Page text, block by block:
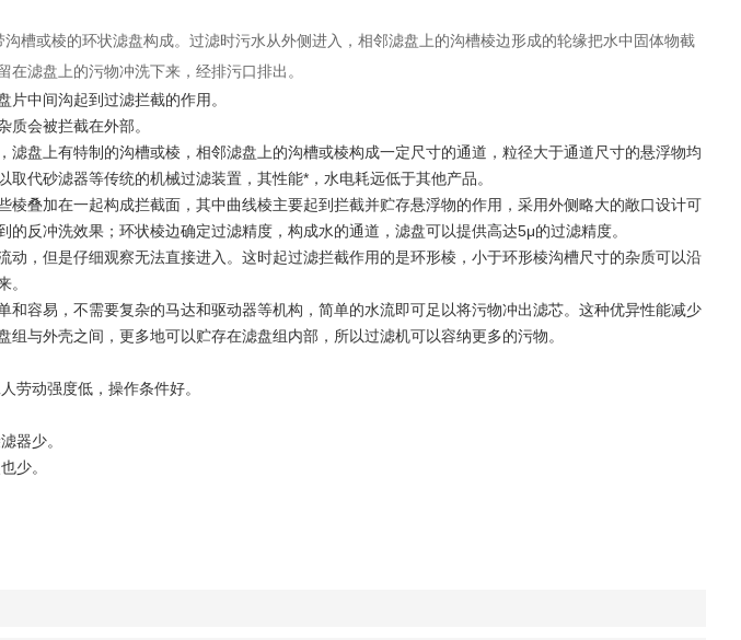
槽或棱的环状滤盘构成。过滤时污水从外侧进入，相邻滤盘上的沟槽棱边形成的轮缘把水中固体物截
滤盘上的污物冲洗下来，经排污口排出。
片中间沟起到过滤拦截的作用。
质会被拦截在外部。
滤盘上有特制的沟槽或棱，相邻滤盘上的沟槽或棱构成一定尺寸的通道，粒径大于通道尺寸的悬浮物均
代砂滤器等传统的机械过滤装置，其性能*，水电耗远低于其他产品。
棱叠加在一起构成拦截面，其中曲线棱主要起到拦截并贮存悬浮物的作用，采用外侧略大的敞口设计可
反冲洗效果；环状棱边确定过滤精度，构成水的通道，滤盘可以提供高达5μ的过滤精度。
动，但是仔细观察无法直接进入。这时起过滤拦截作用的是环形棱，小于环形棱沟槽尺寸的杂质可以沿
。
和容易，不需要复杂的马达和驱动器等机构，简单的水流即可足以将污物冲出滤芯。这种优异性能减少
与外壳之间，更多地可以贮存在滤盘组内部，所以过滤机可以容纳更多的污物。
劳动强度低，操作条件好。
器少。
少。